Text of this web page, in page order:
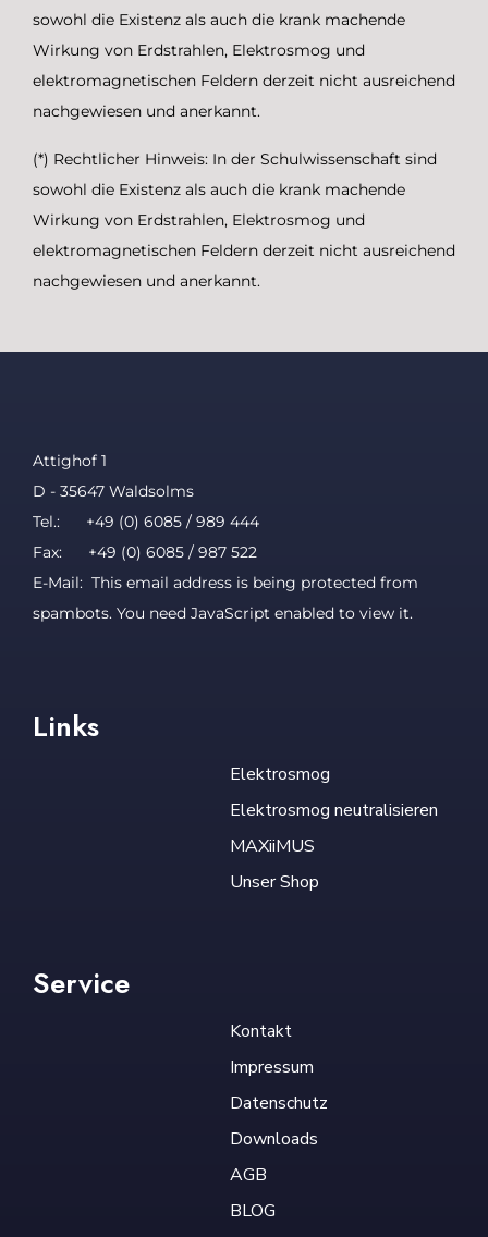
sowohl die Existenz als auch die krank machende
Wirkung von Erdstrahlen, Elektrosmog und
elektromagnetischen Feldern derzeit nicht ausreichend
nachgewiesen und anerkannt.
(*) Rechtlicher Hinweis: In der Schulwissenschaft sind
sowohl die Existenz als auch die krank machende
Wirkung von Erdstrahlen, Elektrosmog und
elektromagnetischen Feldern derzeit nicht ausreichend
nachgewiesen und anerkannt.
Attighof 1
D - 35647 Waldsolms
Tel.: +49 (0) 6085 / 989 444
Fax: +49 (0) 6085 / 987 522
E-Mail: This email address is being protected from
spambots. You need JavaScript enabled to view it.
Links
Elektrosmog
Elektrosmog neutralisieren
MAXiiMUS
Unser Shop
Service
Kontakt
Impressum
Datenschutz
Downloads
AGB
BLOG